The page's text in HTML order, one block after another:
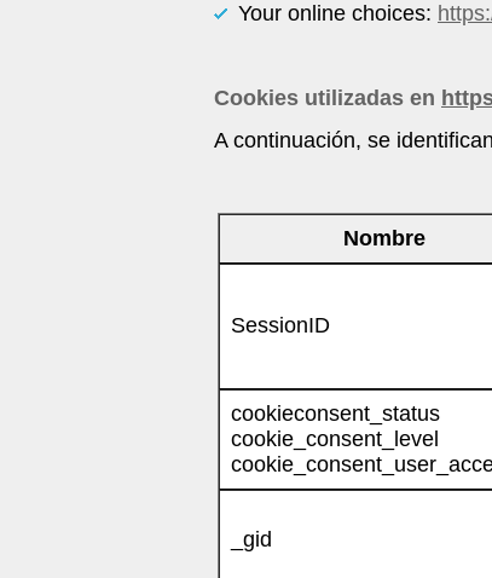
Your online choices:
Cookies utilizadas en
A continuación, se
Nombre
SessionID
cookieconsent_status
cookie_consent_level
_gid